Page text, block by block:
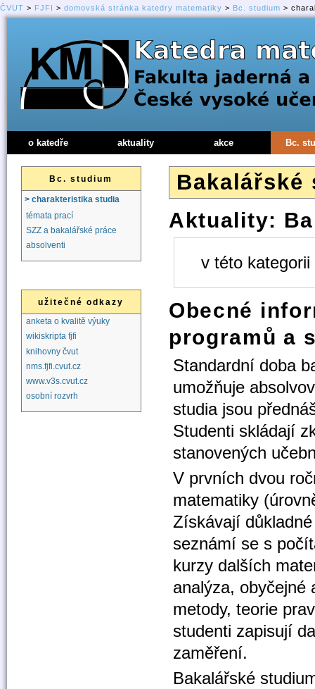
ČVUT > FJFI > domovská stránka katedry matematiky > Bc. studium >
Bakalářské
Aktuality:
v této
Obecné
programů a
Standardní doba
umožňuje
studia jsou
Studenti skládají
stanovených
V prvních dvou
matematiky
Získávají
seznámí se s
kurzy dalších
analýza, obyčejné
metody, teorie
studenti zapisují
zaměření.
Bakalářské
o katedře aktuality akce Bc.
Bc. studium
> charakteristika studia
témata prací
SZZ a bakalářské práce
absolventi
užitečné odkazy
anketa o kvalitě výuky
wikiskripta fjfi
knihovny čvut
nms.fjfi.cvut.cz
www.v3s.cvut.cz
osobní rozvrh